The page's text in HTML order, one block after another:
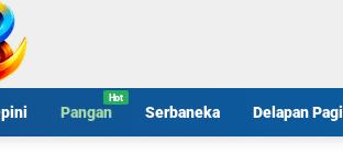
Pangan Serbaneka Delapan Pagi